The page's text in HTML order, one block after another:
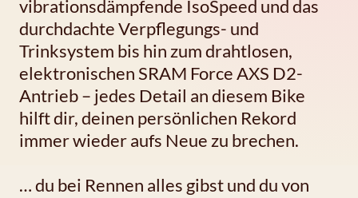
vibrationsdämpfende IsoSpeed und das
durchdachte Verpflegungs- und
Trinksystem bis hin zum drahtlosen,
elektronischen SRAM Force AXS D2-
Antrieb – jedes Detail an diesem Bike
hilft dir, deinen persönlichen Rekord
immer wieder aufs Neue zu brechen.
… du bei Rennen alles gibst und du von